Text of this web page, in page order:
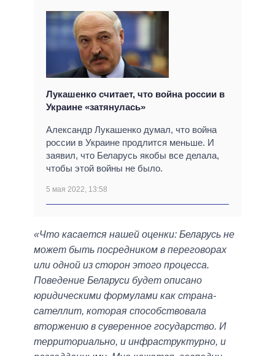
Лукашенко считает, что война россии в
Украине «затянулась»
Александр Лукашенко думал, что война
россии в Украине продлится меньше. И
заявил, что Беларусь якобы все делала,
чтобы этой войны не было.
5 мая 2022, 13:58
«Что касается нашей оценки: Беларусь не
может быть посредником в переговорах
или одной из сторон этого процесса.
Поведение Беларуси будет описано
юридическими формулами как страна-
сателлит, которая способствовала
вторжению в суверенное государство. И
территориально, и инфраструктурно, и